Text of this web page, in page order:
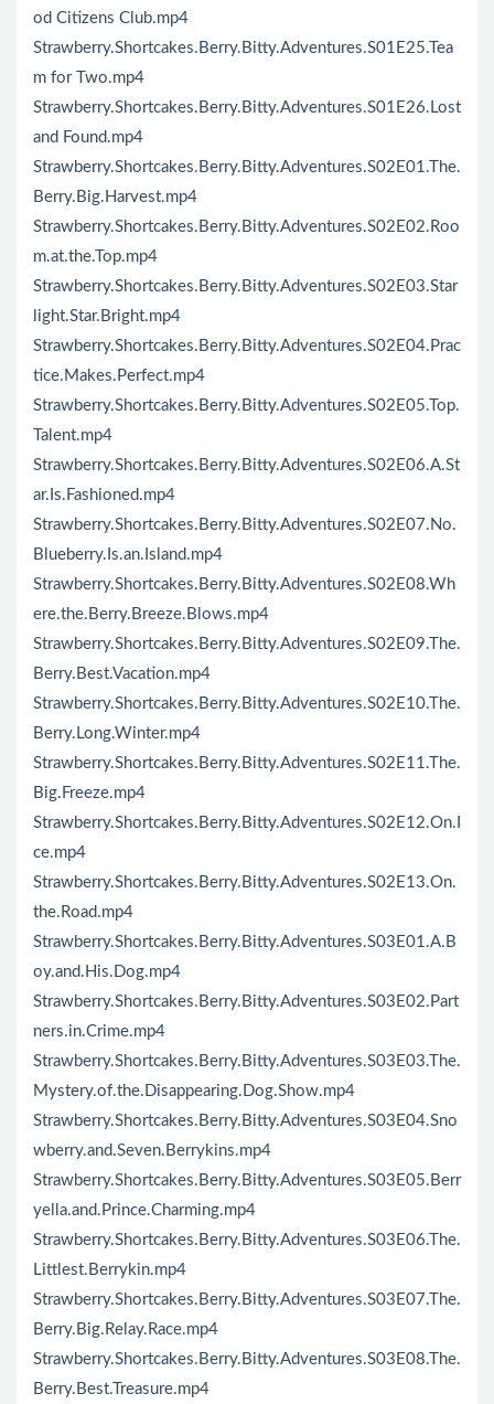
od Citizens Club.mp4
Strawberry.Shortcakes.Berry.Bitty.Adventures.S01E25.Tea
m for Two.mp4
Strawberry.Shortcakes.Berry.Bitty.Adventures.S01E26.Lost
and Found.mp4
Strawberry.Shortcakes.Berry.Bitty.Adventures.S02E01.The.
Berry.Big.Harvest.mp4
Strawberry.Shortcakes.Berry.Bitty.Adventures.S02E02.Roo
m.at.the.Top.mp4
Strawberry.Shortcakes.Berry.Bitty.Adventures.S02E03.Star
light.Star.Bright.mp4
Strawberry.Shortcakes.Berry.Bitty.Adventures.S02E04.Prac
tice.Makes.Perfect.mp4
Strawberry.Shortcakes.Berry.Bitty.Adventures.S02E05.Top.
Talent.mp4
Strawberry.Shortcakes.Berry.Bitty.Adventures.S02E06.A.St
ar.Is.Fashioned.mp4
Strawberry.Shortcakes.Berry.Bitty.Adventures.S02E07.No.
Blueberry.Is.an.Island.mp4
Strawberry.Shortcakes.Berry.Bitty.Adventures.S02E08.Wh
ere.the.Berry.Breeze.Blows.mp4
Strawberry.Shortcakes.Berry.Bitty.Adventures.S02E09.The.
Berry.Best.Vacation.mp4
Strawberry.Shortcakes.Berry.Bitty.Adventures.S02E10.The.
Berry.Long.Winter.mp4
Strawberry.Shortcakes.Berry.Bitty.Adventures.S02E11.The.
Big.Freeze.mp4
Strawberry.Shortcakes.Berry.Bitty.Adventures.S02E12.On.I
ce.mp4
Strawberry.Shortcakes.Berry.Bitty.Adventures.S02E13.On.
the.Road.mp4
Strawberry.Shortcakes.Berry.Bitty.Adventures.S03E01.A.B
oy.and.His.Dog.mp4
Strawberry.Shortcakes.Berry.Bitty.Adventures.S03E02.Part
ners.in.Crime.mp4
Strawberry.Shortcakes.Berry.Bitty.Adventures.S03E03.The.
Mystery.of.the.Disappearing.Dog.Show.mp4
Strawberry.Shortcakes.Berry.Bitty.Adventures.S03E04.Sno
wberry.and.Seven.Berrykins.mp4
Strawberry.Shortcakes.Berry.Bitty.Adventures.S03E05.Berr
yella.and.Prince.Charming.mp4
Strawberry.Shortcakes.Berry.Bitty.Adventures.S03E06.The.
Littlest.Berrykin.mp4
Strawberry.Shortcakes.Berry.Bitty.Adventures.S03E07.The.
Berry.Big.Relay.Race.mp4
Strawberry.Shortcakes.Berry.Bitty.Adventures.S03E08.The.
Berry.Best.Treasure.mp4